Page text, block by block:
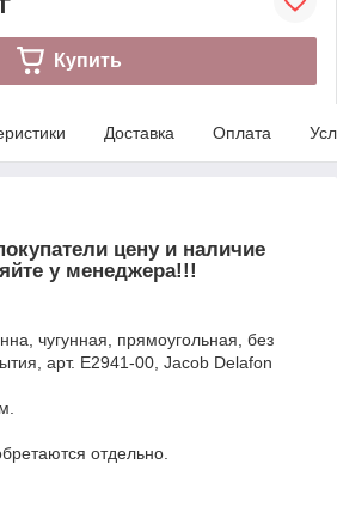
Купить
Доставка Оплата
цену и наличие
у менеджера!!!
чугунная, прямоугольная, без
арт. E2941-00, Jacob Delafon
отдельно.